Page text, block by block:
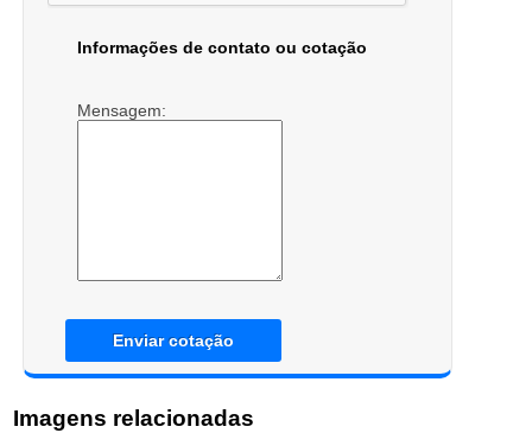
Informações de contato ou cotação
Mensagem:
Enviar cotação
Imagens relacionadas